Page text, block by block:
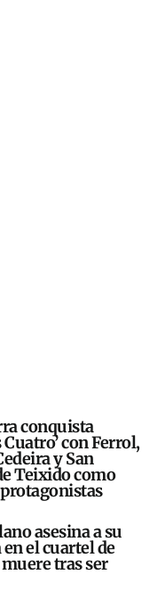
conquista
Cuatro’ con Ferrol,
y San
Teixido como
asesina a su
el cuartel de
tras ser